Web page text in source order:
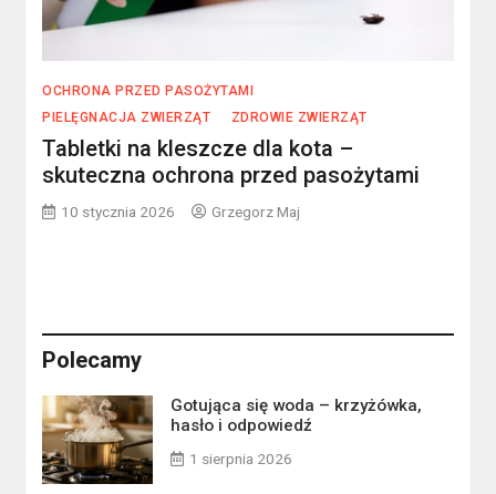
OCHRONA PRZED PASOŻYTAMI
PIELĘGNACJA ZWIERZĄT
ZDROWIE ZWIERZĄT
Tabletki na kleszcze dla kota –
skuteczna ochrona przed pasożytami
10 stycznia 2026 Grzegorz Maj
Polecamy
Gotująca się woda – krzyżówka,
hasło i odpowiedź
1 sierpnia 2026